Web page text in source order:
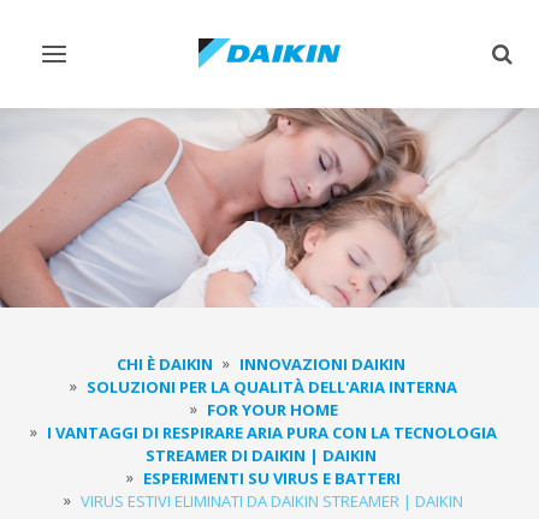
Attiva/disattiva
CHI È DAIKIN
INNOVAZIONI DAIKIN
SOLUZIONI PER LA QUALITÀ DELL'ARIA INTERNA
FOR YOUR HOME
I VANTAGGI DI RESPIRARE ARIA PURA CON LA TECNOLOGIA
STREAMER DI DAIKIN | DAIKIN
ESPERIMENTI SU VIRUS E BATTERI
VIRUS ESTIVI ELIMINATI DA DAIKIN STREAMER | DAIKIN